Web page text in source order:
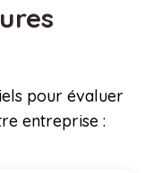
pour évaluer
entreprise :